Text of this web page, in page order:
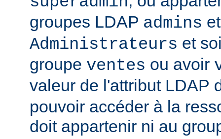
groupes LDAP admins et
Administrateurs et
groupe ventes ou avoir
valeur de l'attribut LDAP
pouvoir accéder à la
doit appartenir ni au